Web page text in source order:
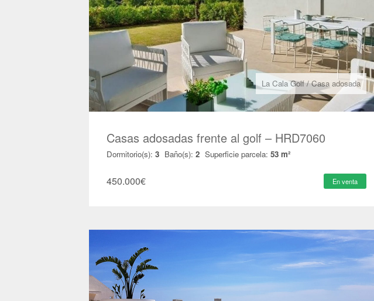
La Cala Golf/Casa adosada
Casas adosadas frente al golf – HRD7060
Dormitorio(s): 3 Baño(s): 2 Superficie parcela: 53 m²
450.000€ En venta